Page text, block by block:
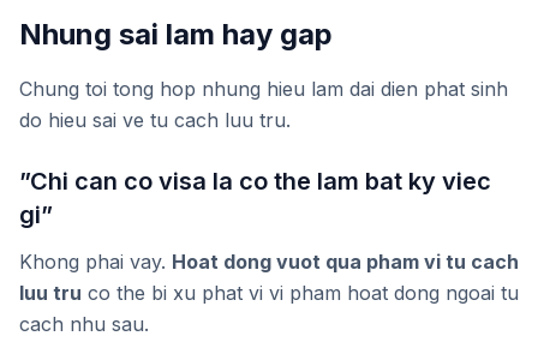
Nhung sai lam hay gap
Chung toi tong hop nhung hieu lam dai dien phat sinh
do hieu sai ve tu cach luu tru.
”Chi can co visa la co the lam bat ky viec
gi”
Khong phai vay. Hoat dong vuot qua pham vi tu cach
luu tru co the bi xu phat vi vi pham hoat dong ngoai tu
cach nhu sau.